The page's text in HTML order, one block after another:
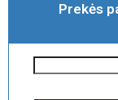
Prekės